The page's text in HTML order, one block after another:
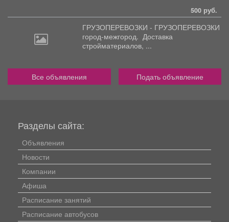
500 руб.
ГРУЗОПЕРЕВОЗКИ - ГРУЗОПЕРЕВОЗКИ
город-межгород. Доставка
стройматериалов, ...
Все объявления Подать объявление
Разделы сайта:
Объявления
Новости
Компании
Афиша
Расписание занятий
Расписание автобусов